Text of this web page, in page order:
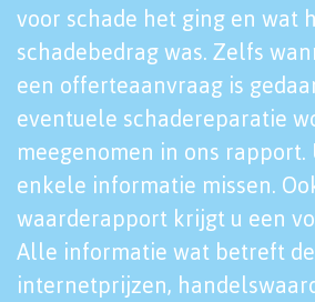
voor schade het ging en wat
schadebedrag was. Zelfs
een offerteaanvraag is
eventuele schadereparatie
meegenomen in ons rapport.
enkele informatie missen.
waarderapport krijgt u een
Alle informatie wat betreft
internetprijzen,